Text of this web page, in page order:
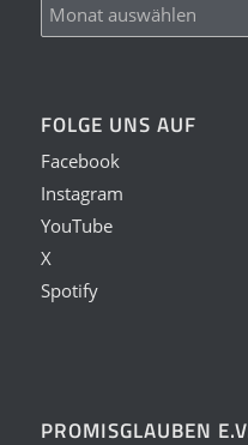
FOLGE UNS AUF
Facebook
Instagram
YouTube
X
Spotify
PROMISGLAUBEN